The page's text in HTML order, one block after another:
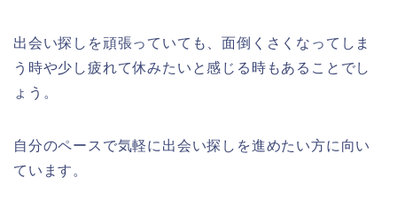
出会い探しを頑張っていても、面倒くさくなってしま
う時や少し疲れて休みたいと感じる時もあることでし
ょう。
自分のペースで気軽に出会い探しを進めたい方に向い
ています。